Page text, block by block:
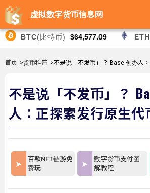
虚拟数字货币信息网
BTC(比特币) $64,577.09 ETH
首页 >货币科普 >不是说「不发币」？ Base 创办人
不是说「不发币」？
人：正探索发行原生代
百款NFT链游免
费玩
数字货币支付图
解教程